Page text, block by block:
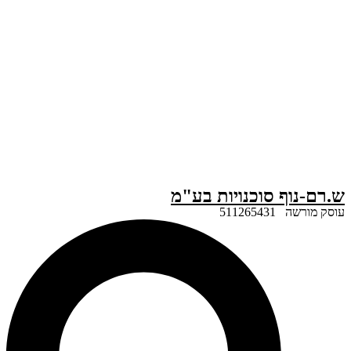
סוכנויות בע"מ